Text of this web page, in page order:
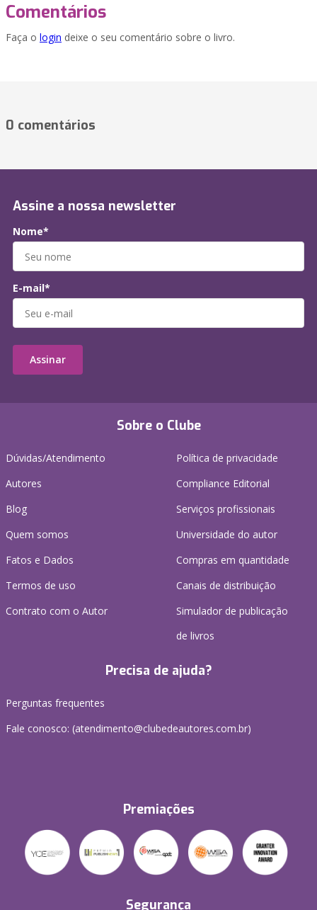
Comentários
Faça o login deixe o seu comentário sobre o livro.
0 comentários
Sobre o Clube
Dúvidas/Atendimento
Autores
Blog
Quem somos
Fatos e Dados
Termos de uso
Contrato com o Autor
Política de privacidade
Compliance Editorial
Serviços profissionais
Universidade do autor
Compras em quantidade
Canais de distribuição
Simulador de publicação
de livros
Precisa de ajuda?
Perguntas frequentes
Fale conosco: (atendimento@clubedeautores.com.br)
Premiações
Segurança
Assine a nossa newsletter
Nome*
E-mail*
Assinar